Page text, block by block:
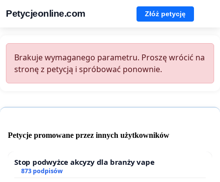
Petycjeonline.com Złóż petycję
Brakuje wymaganego parametru. Proszę wrócić na
stronę z petycją i spróbować ponownie.
Petycje promowane przez innych użytkowników
Stop podwyżce akcyzy dla branży vape
873 podpisów